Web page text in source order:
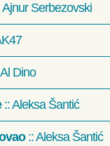
Ajnur Serbezovski
Dino
:: Aleksa Šantić
:: Aleksa Šantić